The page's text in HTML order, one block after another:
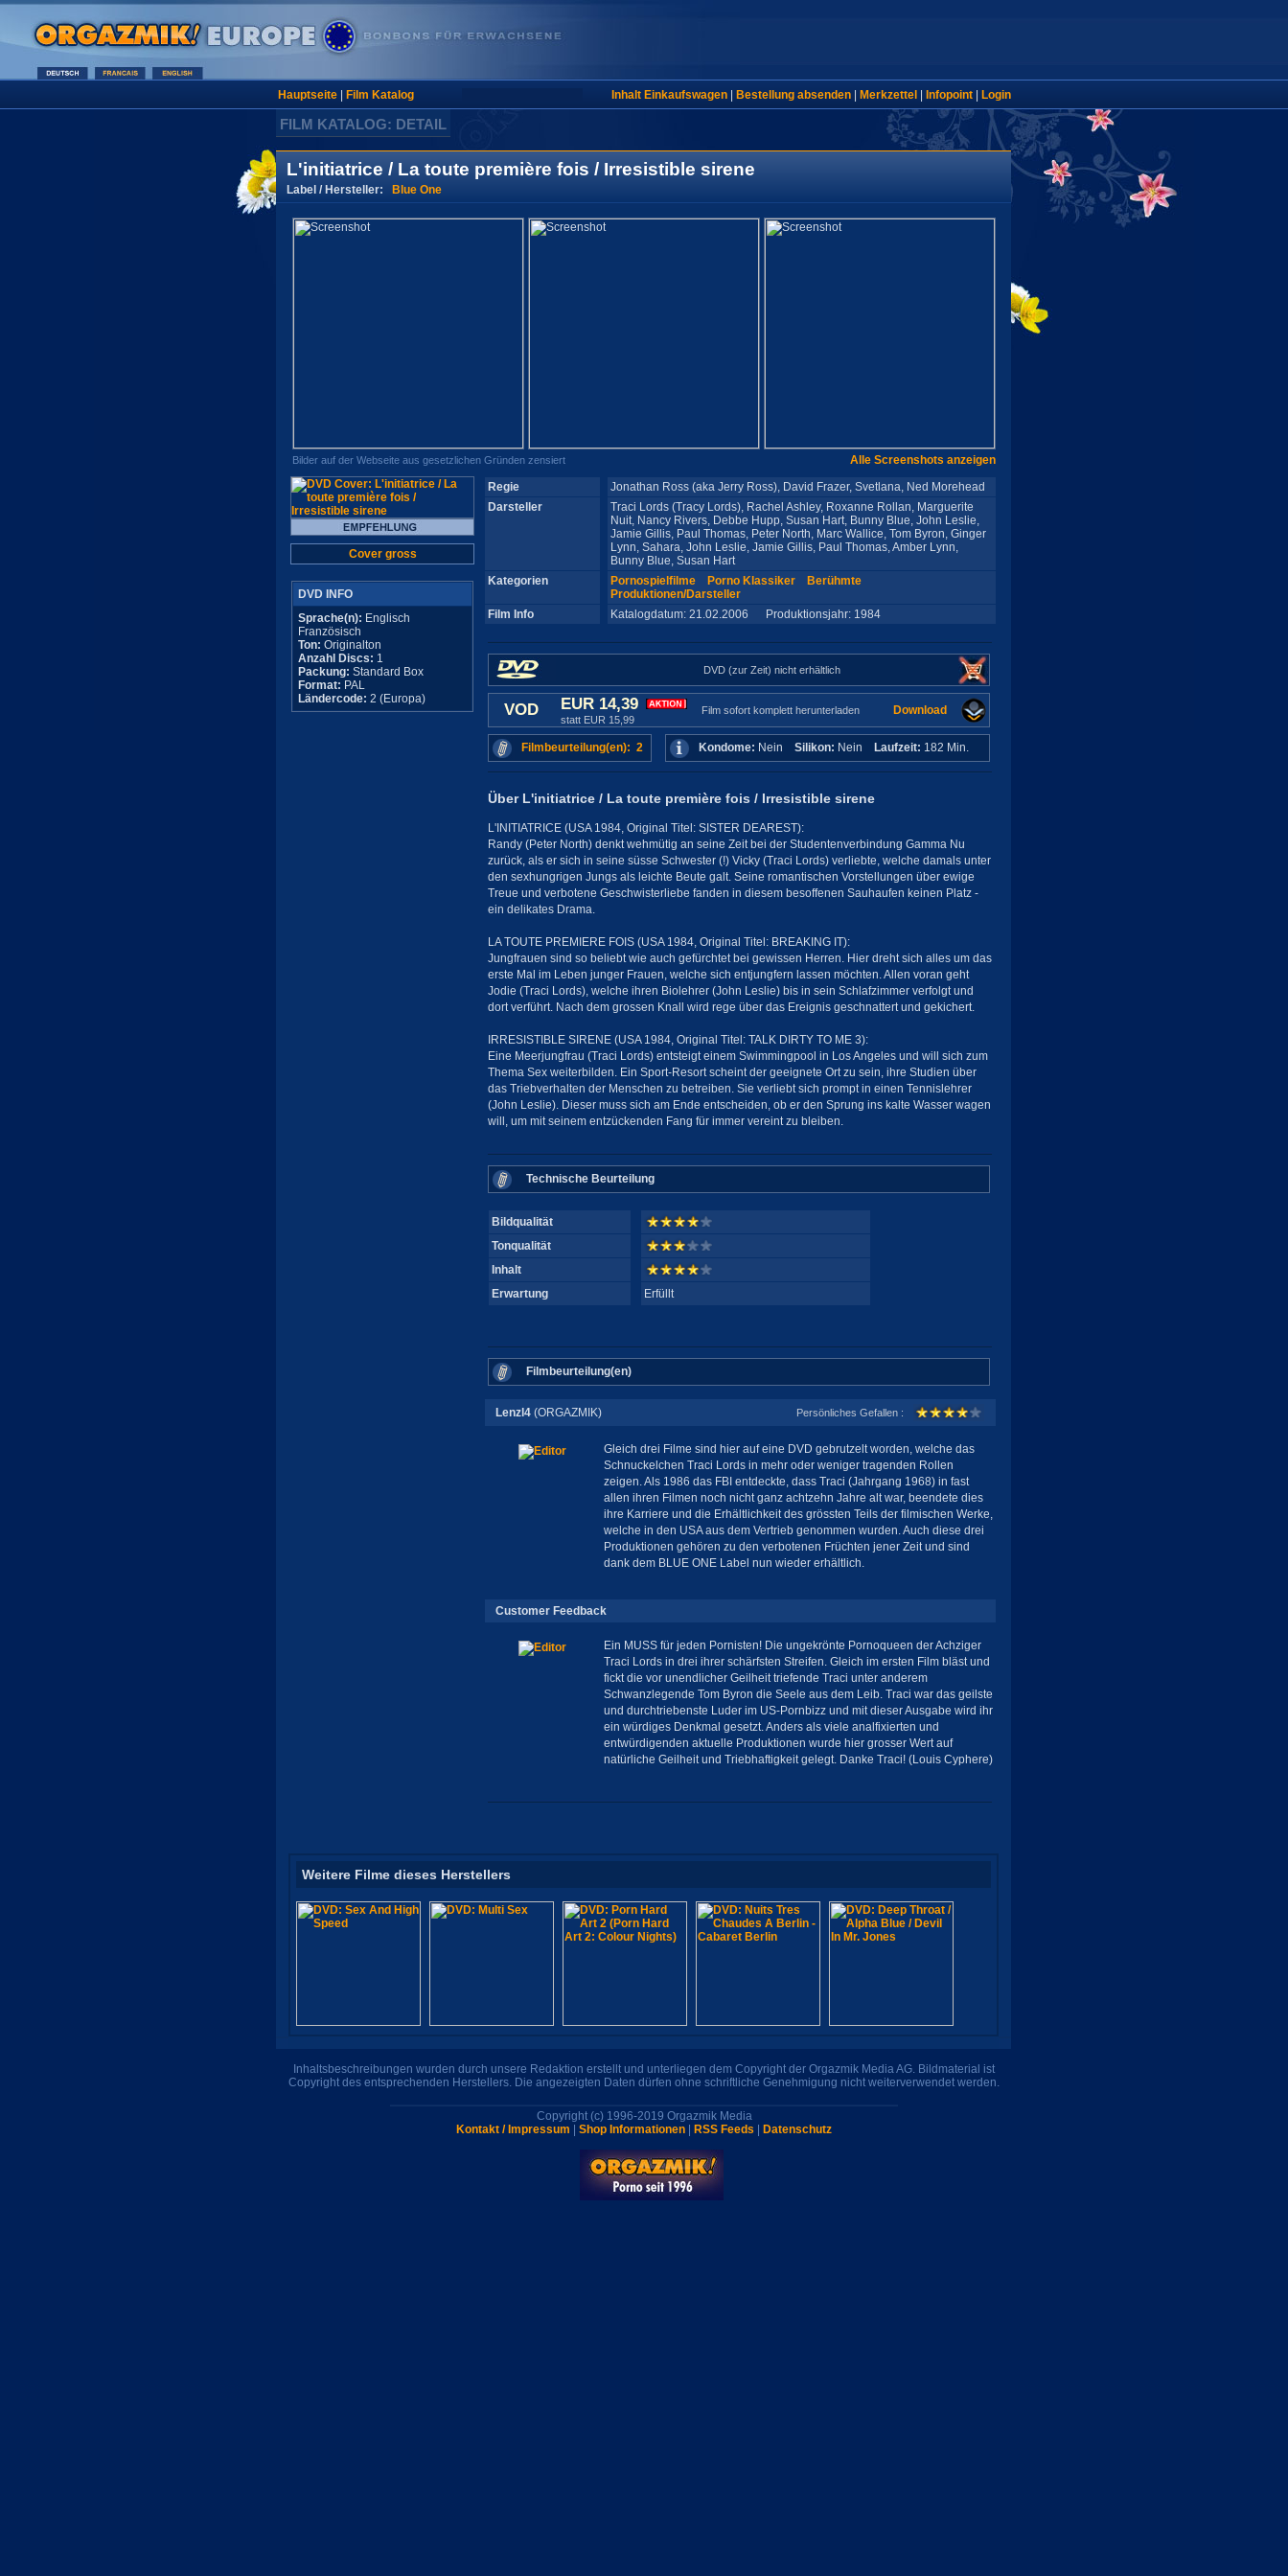
Hauptseite| Film Katalog Inhalt Einkaufswagen| Bestellung absenden| Merkzettel Infopoint| Login
FILM KATALOG: DETAIL
L'initiatrice / La toute première fois / Irresistible sirene
Label / Hersteller: Blue One
Bilder auf der Webseite aus gesetzlichen Gründen zensiert Alle Screenshots anzeigen
Cover gross
DVD INFO
Sprache(n): Englisch
Französisch
Ton: Originalton
Anzahl Discs: 1
Packung: Standard Box
Format: PAL
Ländercode: 2 (Europa)
Regie
Jonathan Ross (aka Jerry Ross), David Frazer, Svetlana, Ned Morehead
Darsteller
Traci Lords (Tracy Lords), Rachel Ashley, Roxanne Rollan, Marguerite
Nuit, Nancy Rivers, Debbe Hupp, Susan Hart, Bunny Blue, John Leslie,
Jamie Gillis, Paul Thomas, Peter North, Marc Wallice, Tom Byron, Ginger
Lynn, Sahara, John Leslie, Jamie Gillis, Paul Thomas, Amber Lynn,
Bunny Blue, Susan Hart
Kategorien
Pornospielfilme Porno Klassiker
Berühmte
Produktionen/Darsteller
Film Info
Katalogdatum: 21.02.2006 Produktionsjahr: 1984
DVD (zur Zeit) nicht erhältlich
VOD EUR 14,39
statt EUR 15,99
Film sofort komplett herunterladen Download
Filmbeurteilung(en): 2 Kondome: Nein Silikon: Nein Laufzeit: 182 Min.
Über L'initiatrice / La toute première fois / Irresistible sirene
L'INITIATRICE (USA 1984, Original Titel: SISTER DEAREST):
Randy (Peter North) denkt wehmütig an seine Zeit bei der Studentenverbindung Gamma Nu
zurück, als er sich in seine süsse Schwester (!) Vicky (Traci Lords) verliebte, welche damals unter
den sexhungrigen Jungs als leichte Beute galt. Seine romantischen Vorstellungen über ewige
Treue und verbotene Geschwisterliebe fanden in diesem besoffenen Sauhaufen keinen Platz -
ein delikates Drama.
LA TOUTE PREMIERE FOIS (USA 1984, Original Titel: BREAKING IT):
Jungfrauen sind so beliebt wie auch gefürchtet bei gewissen Herren. Hier dreht sich alles um das
erste Mal im Leben junger Frauen, welche sich entjungfern lassen möchten. Allen voran geht
Jodie (Traci Lords), welche ihren Biolehrer (John Leslie) bis in sein Schlafzimmer verfolgt und
dort verführt. Nach dem grossen Knall wird rege über das Ereignis geschnattert und gekichert.
IRRESISTIBLE SIRENE (USA 1984, Original Titel: TALK DIRTY TO ME 3):
Eine Meerjungfrau (Traci Lords) entsteigt einem Swimmingpool in Los Angeles und will sich zum
Thema Sex weiterbilden. Ein Sport-Resort scheint der geeignete Ort zu sein, ihre Studien über
das Triebverhalten der Menschen zu betreiben. Sie verliebt sich prompt in einen Tennislehrer
(John Leslie). Dieser muss sich am Ende entscheiden, ob er den Sprung ins kalte Wasser wagen
will, um mit seinem entzückenden Fang für immer vereint zu bleiben.
Technische Beurteilung
Bildqualität
Tonqualität
Inhalt
Erwartung
Erfüllt
Filmbeurteilung(en)
Lenzl4 (ORGAZMIK) Persönliches Gefallen :
Gleich drei Filme sind hier auf eine DVD gebrutzelt worden, welche das
Schnuckelchen Traci Lords in mehr oder weniger tragenden Rollen
zeigen. Als 1986 das FBI entdeckte, dass Traci (Jahrgang 1968) in fast
allen ihren Filmen noch nicht ganz achtzehn Jahre alt war, beendete dies
ihre Karriere und die Erhältlichkeit des grössten Teils der filmischen Werke,
welche in den USA aus dem Vertrieb genommen wurden. Auch diese drei
Produktionen gehören zu den verbotenen Früchten jener Zeit und sind
dank dem BLUE ONE Label nun wieder erhältlich.
Customer Feedback
Ein MUSS für jeden Pornisten! Die ungekrönte Pornoqueen der Achziger
Traci Lords in drei ihrer schärfsten Streifen. Gleich im ersten Film bläst und
fickt die vor unendlicher Geilheit triefende Traci unter anderem
Schwanzlegende Tom Byron die Seele aus dem Leib. Traci war das geilste
und durchtriebenste Luder im US-Pornbizz und mit dieser Ausgabe wird ihr
ein würdiges Denkmal gesetzt. Anders als viele analfixierten und
entwürdigenden aktuelle Produktionen wurde hier grosser Wert auf
natürliche Geilheit und Triebhaftigkeit gelegt. Danke Traci! (Louis Cyphere)
Weitere Filme dieses Herstellers
Inhaltsbeschreibungen wurden durch unsere Redaktion erstellt und unterliegen dem Copyright der Orgazmik Media AG. Bildmaterial ist
Copyright des entsprechenden Herstellers. Die angezeigten Daten dürfen ohne schriftliche Genehmigung nicht weiterverwendet werden.
Copyright (c) 1996-2019 Orgazmik Media
Kontakt / Impressum
Shop Informationen RSS Feeds Datenschutz